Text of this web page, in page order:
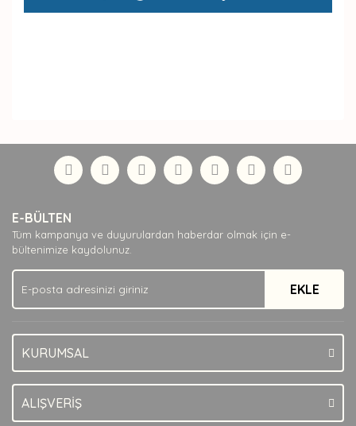
Ürün açıklamasında eksik bilgiler bulunuyor.
Ürün bilgilerinde hatalar bulunuyor.
Ürün fiyatı diğer sitelerden daha pahalı.
Gönder
E-BÜLTEN
Tüm kampanya ve duyurulardan haberdar olmak için e-
bültenimize kaydolunuz.
EKLE
KURUMSAL
ALIŞVERİŞ